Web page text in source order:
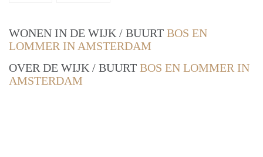
WONEN IN DE WIJK / BUURT BOS EN
LOMMER IN AMSTERDAM
OVER DE WIJK / BUURT BOS EN LOMMER IN
AMSTERDAM